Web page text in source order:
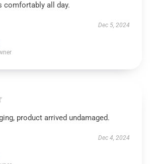
comfortably all day.
Dec 5, 2024
product arrived undamaged.
Dec 4, 2024